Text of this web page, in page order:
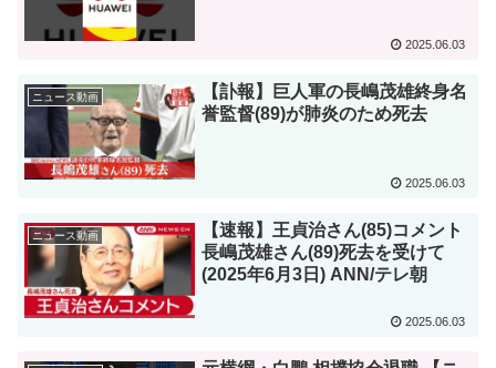
2025.06.03
ニュース動画
【訃報】巨人軍の長嶋茂雄終身名
誉監督(89)が肺炎のため死去
2025.06.03
ニュース動画
【速報】王貞治さん(85)コメント
長嶋茂雄さん(89)死去を受けて
(2025年6月3日) ANN/テレ朝
2025.06.03